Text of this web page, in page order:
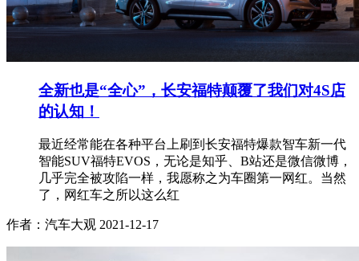
全新也是“全心”，长安福特颠覆了我们对4S店
的认知！
最近经常能在各种平台上刷到长安福特爆款智车新一代
智能SUV福特EVOS，无论是知乎、B站还是微信微博，
几乎完全被攻陷一样，我愿称之为车圈第一网红。当然
了，网红车之所以这么红
作者：汽车大观 2021-12-17